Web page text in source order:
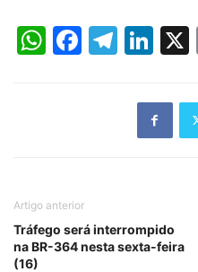
WhatsApp
Artigo anterior
Tráfego será interrompido
na BR-364 nesta sexta-feira
(16)